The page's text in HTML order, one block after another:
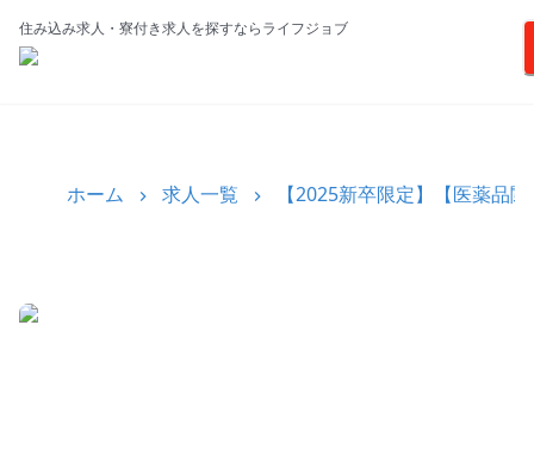
住み込み求人・寮付き求人を探すならライフジョブ
ホーム 求人一覧 【2025新卒限定】【医薬品